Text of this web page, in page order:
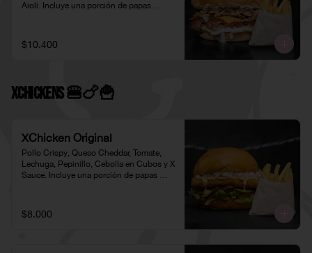
Aioli. Incluye una porción de papas
$10.400
XChickens 🍔🍗🍟
XChicken Original
Pollo Crispy, Queso Cheddar, Tomate,
Lechuga, Pepinillo, Cebolla en Cubos y X
Sauce. Incluye una porción de papas
$8.000